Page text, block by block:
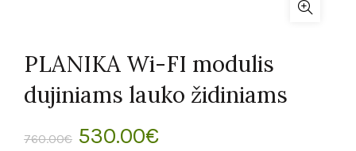
PLANIKA Wi-FI modulis
dujiniams lauko židiniams
760.00€ Original
530.00€Current